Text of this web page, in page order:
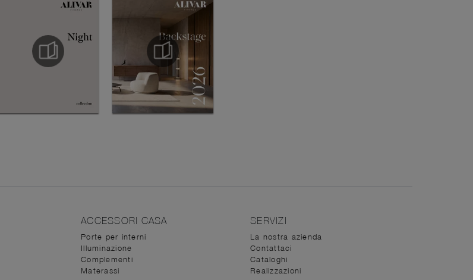
ACCESSORI CASA
Porte per interni
Illuminazione
Complementi
Materassi
SERVIZI
La nostra azienda
Contattaci
Cataloghi
Realizzazioni